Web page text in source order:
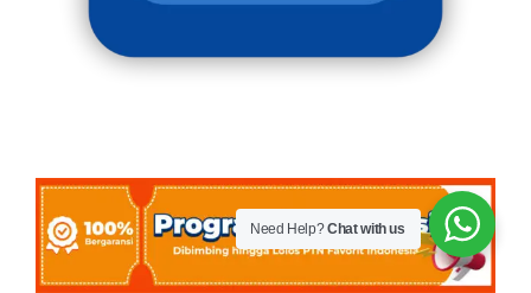
Need Help?Chat with us